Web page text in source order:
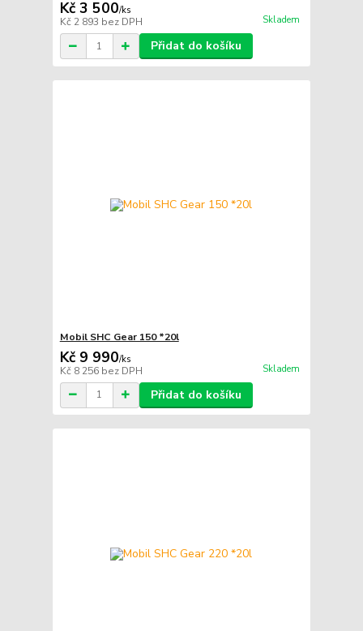
Kč 3 500/ks
Kč 2 893 bez DPH Skladem
Přidat do košíku
Mobil SHC Gear 150 *20l
Kč 9 990/ks
Kč 8 256 bez DPH Skladem
Přidat do košíku